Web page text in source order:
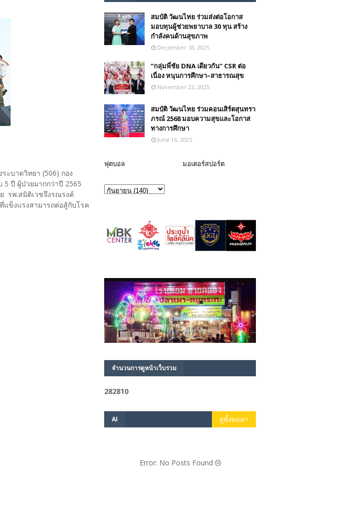
ะบาดวิทยา (506) กอง
ปี ผู้ป่วยมากกว่าปี 2565
รพ.สมิติเวชจึงรณรงค์
แข็งแรงสามารถต่อสู้กับโรค
สมบัติ วัฒนไทย ร่วมส่งต่อโอกาส
มอบทุนผู้ช่วยพยาบาล 30 ทุน สร้าง
กำลังคนด้านสุขภาพ
December 18, 2025
“กลุ่มพี่ชัย DNA เดียวกัน” CSR ต่อ
เนื่อง หนุนการศึกษา–สาธารณสุข
November 22, 2025
สมบัติ วัฒนไทย ร่วมคอนเสิร์ตสุนทรา
ภรณ์ 2568 มอบความสุขและโอกาส
ทางการศึกษา
June 16, 2025
ฟุตบอล มอเตอร์สปอร์ต
จำนวนการดูหน้าเว็บรวม
282810
AI ดูทั้งหมด
Error: No Posts Found